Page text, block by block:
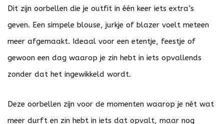
Dit zijn oorbellen die je outfit in één keer iets extra’s
geven. Een simpele blouse, jurkje of blazer voelt meteen
meer afgemaakt. Ideaal voor een etentje, feestje of
gewoon een dag waarop je zin hebt in iets opvallends
zonder dat het ingewikkeld wordt.
Deze oorbellen zijn voor de momenten waarop je nét wat
meer durft en zin hebt in iets dat opvalt, maar nog